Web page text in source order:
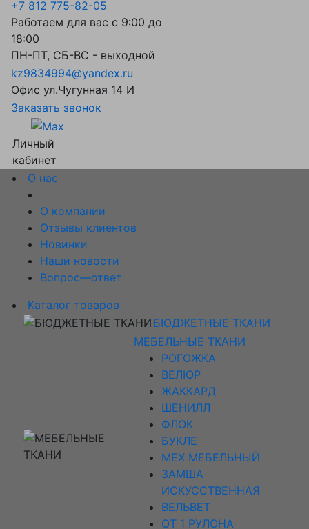
+7 812 775-82-05
Работаем для вас с 9:00 до
18:00
ПН-ПТ, СБ-ВС - выходной
kz9834994@yandex.ru
Офис ул.Чугунная 14 И
Заказать звонок
Личный
кабинет
О нас
О компании
Отзывы клиентов
Новинки
Наши новости
Вопрос—ответ
Каталог товаров
БЮДЖЕТНЫЕ ТКАНИ
МЕБЕЛЬНЫЕ ТКАНИ
РОГОЖКА
ВЕЛЮР
ЖАККАРД
ШЕНИЛЛ
ФЛОК
БУКЛЕ
МЕХ МЕБЕЛЬНЫЙ
ЗАМША
ИСКУССТВЕННАЯ
ВЕЛЬВЕТ
ОТ 1 РУЛОНА